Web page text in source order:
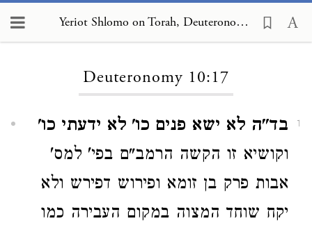
Yeriot Shlomo on Torah, Deuteronomy 10:17
Deuteronomy 10:17
1
בד"ה לא ישא פנים כו' לא ידעתי כו'
וקושיא זו הקשה הרמב"ם בפי' למס'
אבות פרק בן זומא ופירוש דפירש ולא
יקח שוחד המצוה במקום העבירה כמו